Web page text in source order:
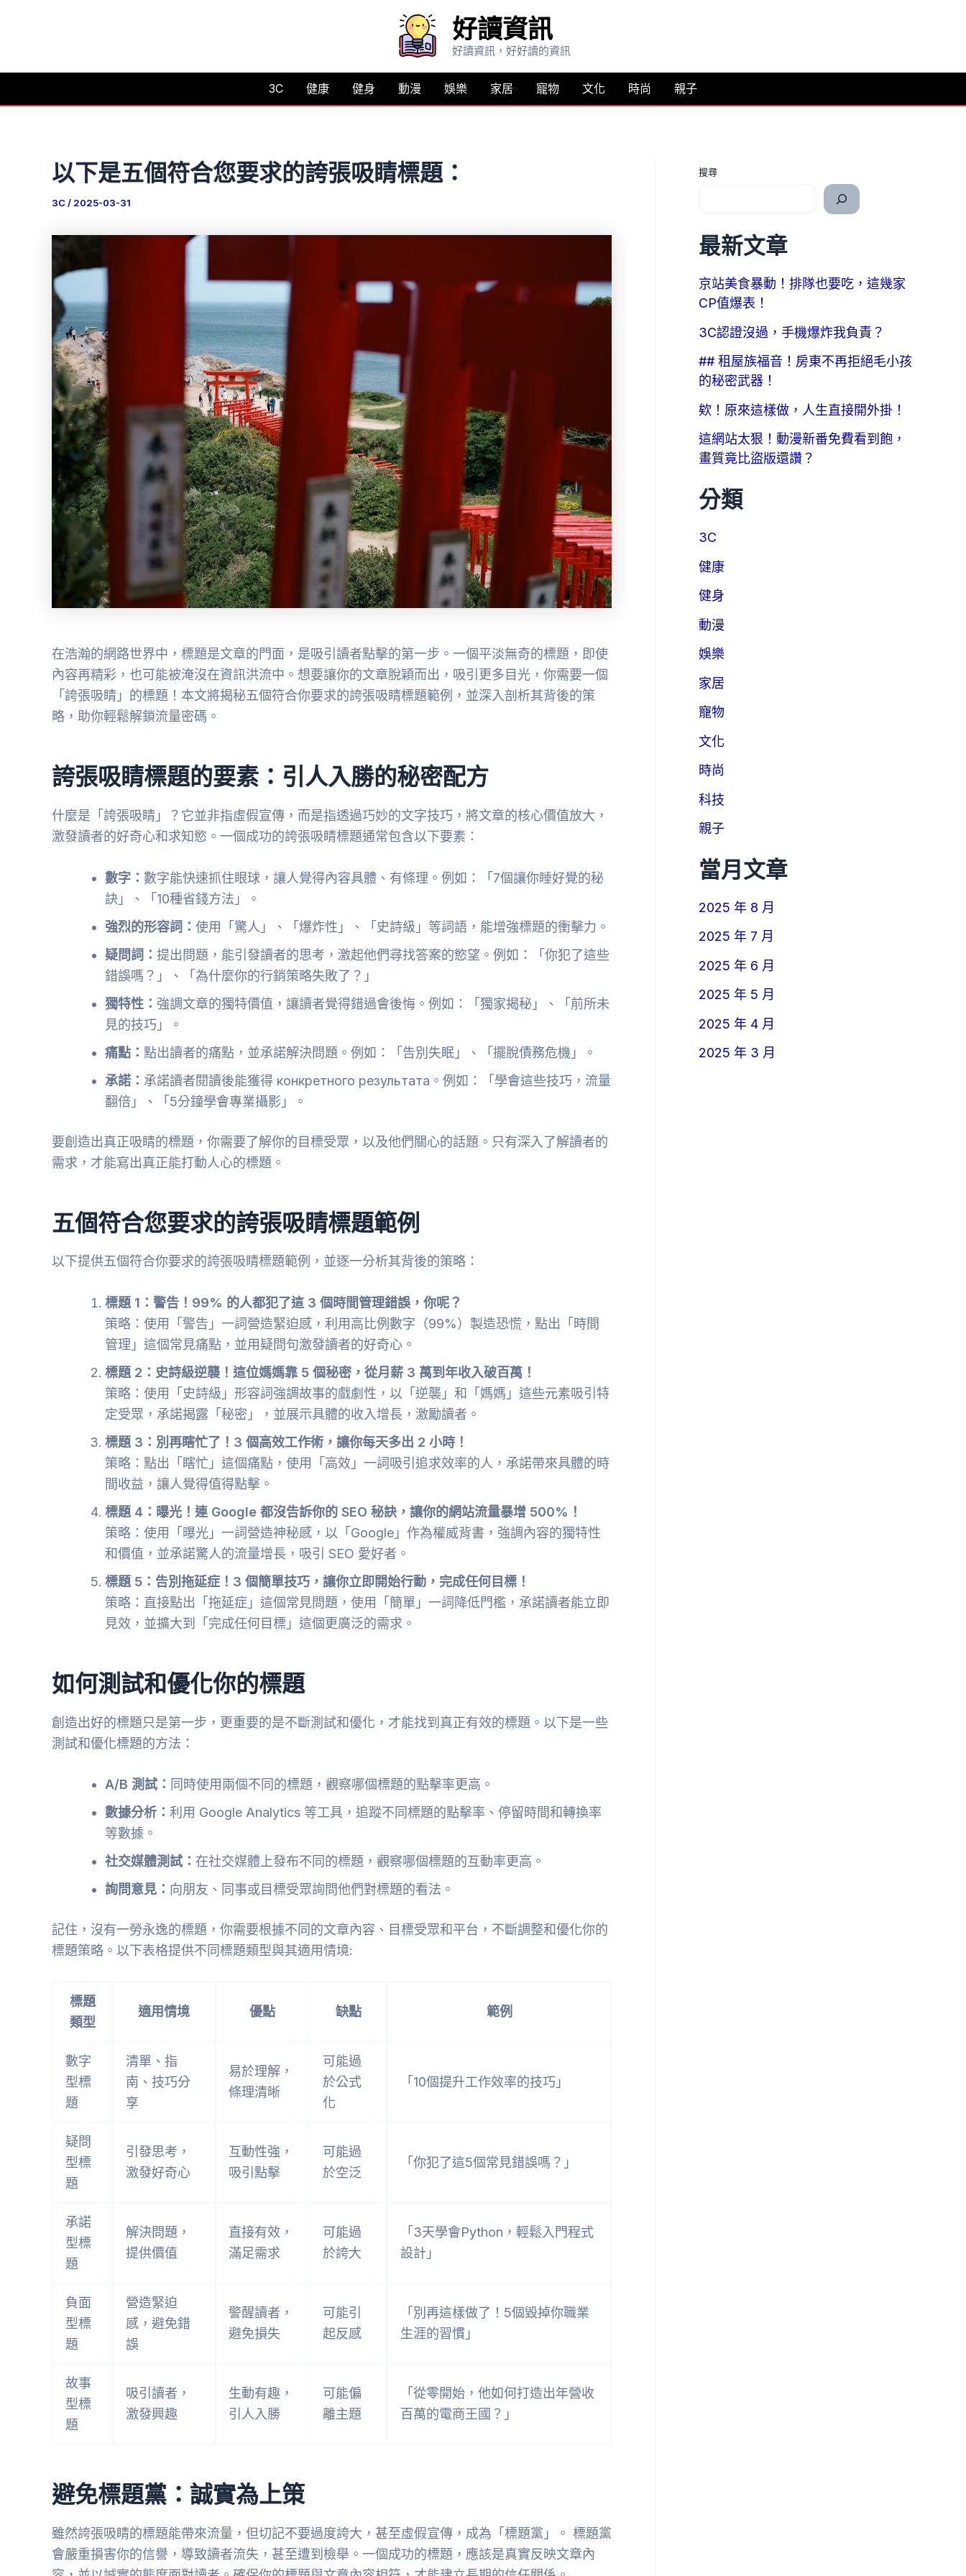
要
好讀資訊
好讀資訊，好好讀的資訊
3C 健康 健身 動漫 娛樂 家居 寵物 文化 時尚 親子
以下是五個符合您要求的誇張吸睛標題：
3C/ 2025-03-31
在浩瀚的網路世界中，標題是文章的門面，是吸引讀者點擊的第一步。一個平淡無奇的標題，即使
內容再精彩，也可能被淹沒在資訊洪流中。想要讓你的文章脫穎而出，吸引更多目光，你需要一個
「誇張吸睛」的標題！本文將揭秘五個符合你要求的誇張吸睛標題範例，並深入剖析其背後的策
略，助你輕鬆解鎖流量密碼。
誇張吸睛標題的要素：引人入勝的秘密配方
什麼是「誇張吸睛」？它並非指虛假宣傳，而是指透過巧妙的文字技巧，將文章的核心價值放大，
激發讀者的好奇心和求知慾。一個成功的誇張吸睛標題通常包含以下要素：
數字： 數字能快速抓住眼球，讓人覺得內容具體、有條理。例如：「7個讓你睡好覺的秘
訣」、「10種省錢方法」。
強烈的形容詞： 使用「驚人」、「爆炸性」、「史詩級」等詞語，能增強標題的衝擊力。
疑問詞： 提出問題，能引發讀者的思考，激起他們尋找答案的慾望。例如：「你犯了這些
錯誤嗎？」、「為什麼你的行銷策略失敗了？」
獨特性： 強調文章的獨特價值，讓讀者覺得錯過會後悔。例如：「獨家揭秘」、「前所未
見的技巧」。
痛點： 點出讀者的痛點，並承諾解決問題。例如：「告別失眠」、「擺脫債務危機」。
承諾： 承諾讀者閱讀後能獲得 конкретного результата。例如：「學會這些技巧，流量
翻倍」、「5分鐘學會專業攝影」。
要創造出真正吸睛的標題，你需要了解你的目標受眾，以及他們關心的話題。只有深入了解讀者的
需求，才能寫出真正能打動人心的標題。
五個符合您要求的誇張吸睛標題範例
以下提供五個符合你要求的誇張吸睛標題範例，並逐一分析其背後的策略：
標題 1：警告！99% 的人都犯了這 3 個時間管理錯誤，你呢？
策略：使用「警告」一詞營造緊迫感，利用高比例數字（99%）製造恐慌，點出「時間
管理」這個常見痛點，並用疑問句激發讀者的好奇心。
標題 2：史詩級逆襲！這位媽媽靠 5 個秘密，從月薪 3 萬到年收入破百萬！
策略：使用「史詩級」形容詞強調故事的戲劇性，以「逆襲」和「媽媽」這些元素吸引特
定受眾，承諾揭露「秘密」，並展示具體的收入增長，激勵讀者。
標題 3：別再瞎忙了！3 個高效工作術，讓你每天多出 2 小時！
策略：點出「瞎忙」這個痛點，使用「高效」一詞吸引追求效率的人，承諾帶來具體的時
間收益，讓人覺得值得點擊。
標題 4：曝光！連 Google 都沒告訴你的 SEO 秘訣，讓你的網站流量暴增 500%！
策略：使用「曝光」一詞營造神秘感，以「Google」作為權威背書，強調內容的獨特性
和價值，並承諾驚人的流量增長，吸引 SEO 愛好者。
標題 5：告別拖延症！3 個簡單技巧，讓你立即開始行動，完成任何目標！
策略：直接點出「拖延症」這個常見問題，使用「簡單」一詞降低門檻，承諾讀者能立即
見效，並擴大到「完成任何目標」這個更廣泛的需求。
如何測試和優化你的標題
創造出好的標題只是第一步，更重要的是不斷測試和優化，才能找到真正有效的標題。以下是一些
測試和優化標題的方法：
A/B 測試： 同時使用兩個不同的標題，觀察哪個標題的點擊率更高。
數據分析： 利用 Google Analytics 等工具，追蹤不同標題的點擊率、停留時間和轉換率
等數據。
社交媒體測試： 在社交媒體上發布不同的標題，觀察哪個標題的互動率更高。
詢問意見： 向朋友、同事或目標受眾詢問他們對標題的看法。
記住，沒有一勞永逸的標題，你需要根據不同的文章內容、目標受眾和平台，不斷調整和優化你的
標題策略。以下表格提供不同標題類型與其適用情境:
標題
類型
適用情境 優點 缺點 範例
數字
型標
題
清單、指
南、技巧分
享
易於理解，
條理清晰
可能過
於公式
化
「10個提升工作效率的技巧」
疑問
型標
題
引發思考，
激發好奇心
互動性強，
吸引點擊
可能過
於空泛
「你犯了這5個常見錯誤嗎？」
承諾
型標
題
解決問題，
提供價值
直接有效，
滿足需求
可能過
於誇大
「3天學會Python，輕鬆入門程式
設計」
負面
型標
題
營造緊迫
感，避免錯
誤
警醒讀者，
避免損失
可能引
起反感
「別再這樣做了！5個毀掉你職業
生涯的習慣」
故事
型標
題
吸引讀者，
激發興趣
生動有趣，
引人入勝
可能偏
離主題
「從零開始，他如何打造出年營收
百萬的電商王國？」
避免標題黨：誠實為上策
雖然誇張吸睛的標題能帶來流量，但切記不要過度誇大，甚至虛假宣傳，成為「標題黨」。 標題黨
會嚴重損害你的信譽，導致讀者流失，甚至遭到檢舉。一個成功的標題，應該是真實反映文章內
搜尋
最新文章
京站美食暴動！排隊也要吃，這幾家
CP值爆表！
3C認證沒過，手機爆炸我負責？
## 租屋族福音！房東不再拒絕毛小孩
的秘密武器！
欸！原來這樣做，人生直接開外掛！
這網站太狠！動漫新番免費看到飽，
畫質竟比盜版還讚？
分類
3C
健康
健身
動漫
娛樂
家居
寵物
文化
時尚
科技
親子
當月文章
2025 年 8 月
2025 年 7 月
2025 年 6 月
2025 年 5 月
2025 年 4 月
2025 年 3 月